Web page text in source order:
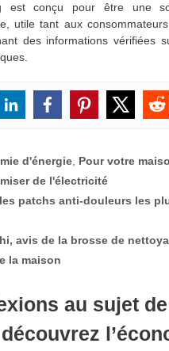
est conçu pour être une
utile tant aux
des informations vérifiées
d'énergie Pour votre
de l'électricité
patchs anti-douleurs les
avis de la brosse de
la maison
au sujet